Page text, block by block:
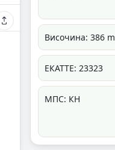
Височина: 386 m
ЕКАТТЕ: 23323
МПС: КН